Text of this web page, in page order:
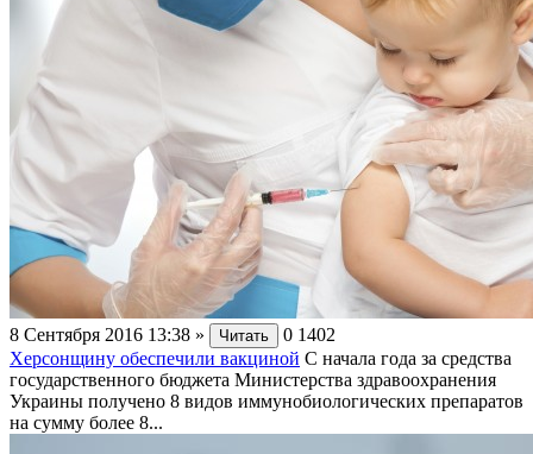
8 Сентября 2016 13:38 » Читать 0 1402
Херсонщину обеспечили вакциной С начала года за средства
государственного бюджета Министерства здравоохранения
Украины получено 8 видов иммунобиологических препаратов
на сумму более 8...